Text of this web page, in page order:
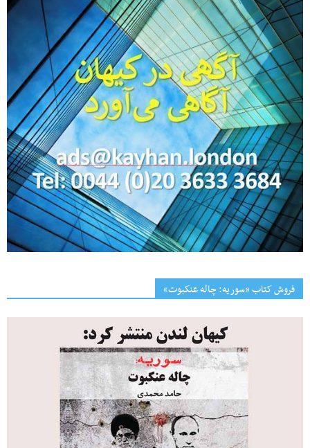
فروش کتاب «سوریه: چاله عنکبوت»